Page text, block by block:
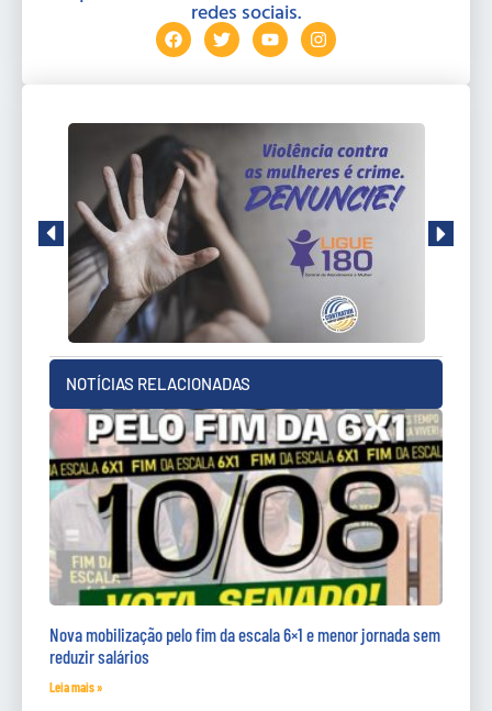
redes sociais.
NOTÍCIAS RELACIONADAS
Nova mobilização pelo fim da escala 6×1 e menor jornada sem
reduzir salários
Leia mais »